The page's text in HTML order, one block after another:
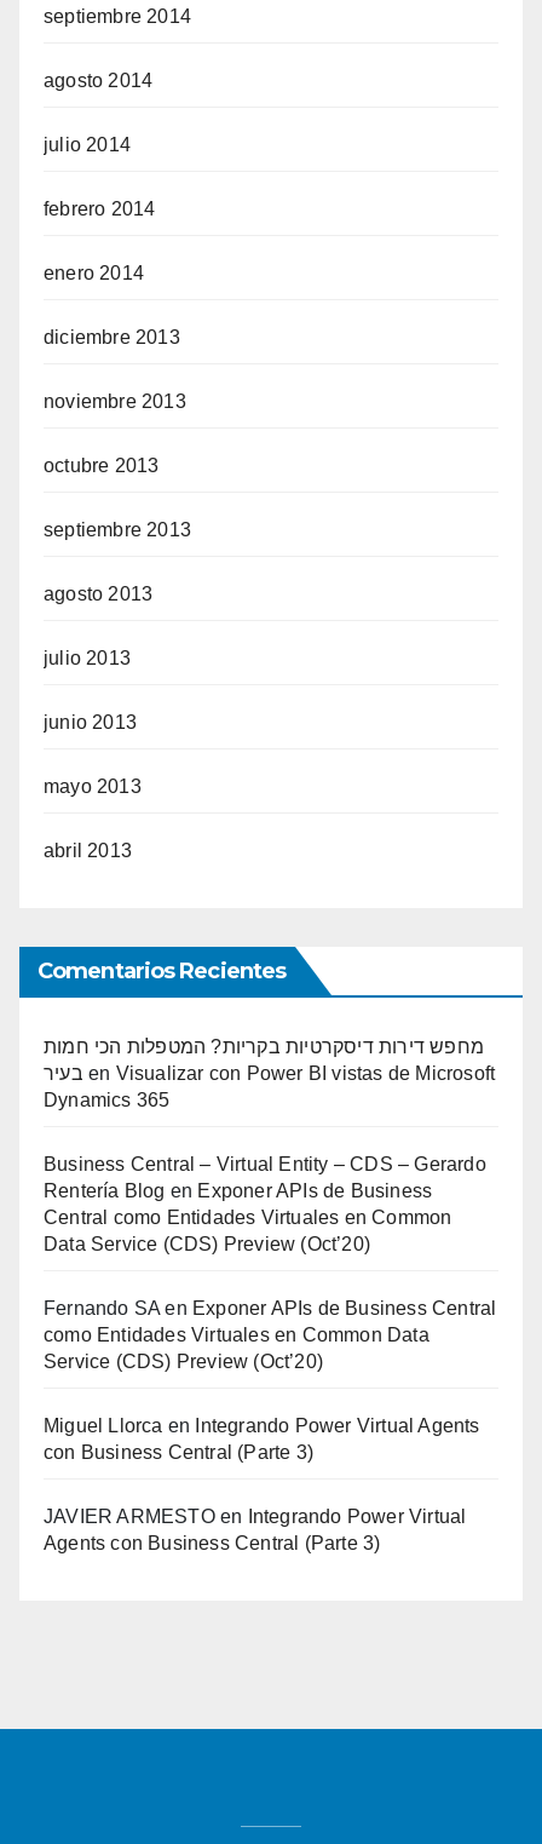
septiembre 2014
agosto 2014
julio 2014
febrero 2014
enero 2014
diciembre 2013
noviembre 2013
octubre 2013
septiembre 2013
agosto 2013
julio 2013
junio 2013
mayo 2013
abril 2013
Comentarios Recientes
מחפש דירות דיסקרטיות בקריות? המטפלות הכי חמות
בעיר en Visualizar con Power BI vistas de Microsoft
Dynamics 365
Business Central – Virtual Entity – CDS – Gerardo
Rentería Blog en Exponer APIs de Business
Central como Entidades Virtuales en Common
Data Service (CDS) Preview (Oct’20)
Fernando SA en Exponer APIs de Business Central
como Entidades Virtuales en Common Data
Service (CDS) Preview (Oct’20)
Miguel Llorca en
Integrando Power Virtual Agents
con Business Central (Parte 3)
JAVIER ARMESTOen
Integrando Power Virtual
Agents con Business Central (Parte 3)